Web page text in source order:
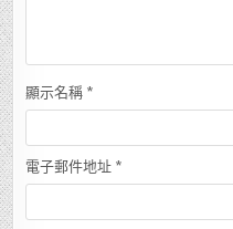
顯示名稱 *
電子郵件地址 *